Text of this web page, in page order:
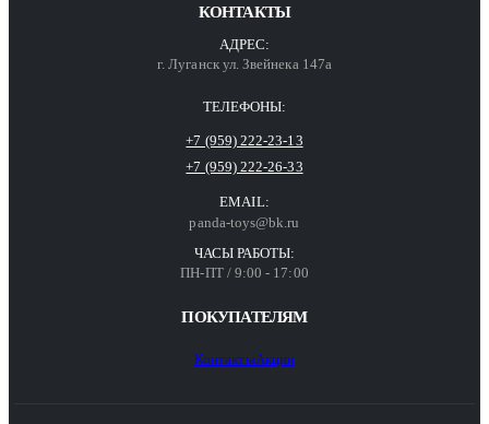
КОНТАКТЫ
АДРЕС:
г. Луганск ул. Звейнека 147а
ТЕЛЕФОНЫ:
+7 (959) 222-23-13
+7 (959) 222-26-33
EMAIL:
panda-toys@bk.ru
ЧАСЫ РАБОТЫ:
ПН-ПТ / 9:00 - 17:00
ПОКУПАТЕЛЯМ
КонтактыАкции